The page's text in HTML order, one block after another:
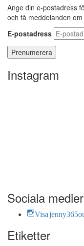
Ange din e-postadress
och få meddelanden
E-postadress
Instagram
Sociala medier
Visa
Etiketter